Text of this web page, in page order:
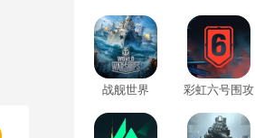
战舰世界 彩虹六号围攻